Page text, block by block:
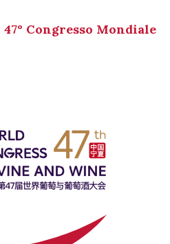
Congresso Mondiale